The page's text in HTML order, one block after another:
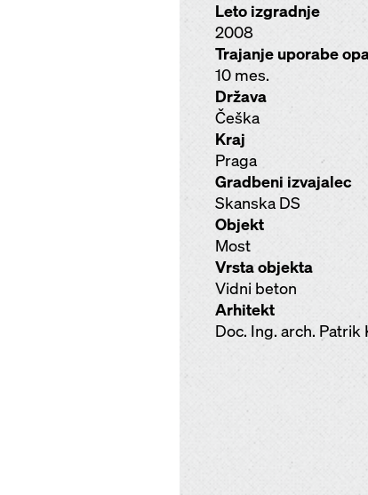
Leto izgradnje
2008
Trajanje uporabe
10 mes.
Država
Češka
Kraj
Praga
Gradbeni izvajalec
Skanska DS
Objekt
Most
Vrsta objekta
Vidni beton
Arhitekt
Doc. Ing. arch. Patrik